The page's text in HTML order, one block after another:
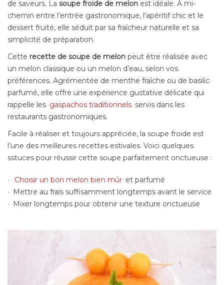
de saveurs. La soupe froide de melon est idéale. À mi-
chemin entre l’entrée gastronomique, l’apéritif chic et le
dessert fruité, elle séduit par sa fraîcheur naturelle et sa
simplicité de préparation.
Cette recette de soupe de melon peut être réalisée avec
un melon classique ou un melon d’eau, selon vos
préférences. Agrémentée de menthe fraîche ou de basilic
parfumé, elle offre une expérience gustative délicate qui
rappelle les gaspachos traditionnels servis dans les
restaurants gastronomiques.
Facile à réaliser et toujours appréciée, la soupe froide est
l’une des meilleures recettes estivales. Voici quelques
sstuces pour réussir cette soupe parfaitement onctueuse :
Choisir un bon melon bien mûr et parfumé
Mettre au frais suffisamment longtemps avant le service
Mixer longtemps pour obtenir une texture onctueuse